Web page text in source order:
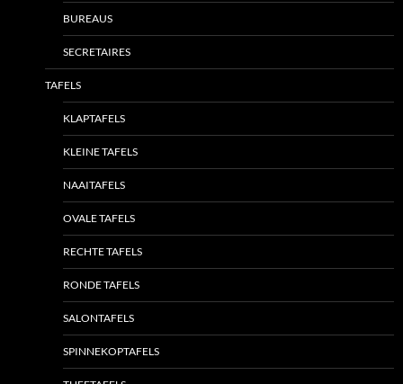
BUREAUS
SECRETAIRES
TAFELS
KLAPTAFELS
KLEINE TAFELS
NAAITAFELS
OVALE TAFELS
RECHTE TAFELS
RONDE TAFELS
SALONTAFELS
SPINNEKOPTAFELS